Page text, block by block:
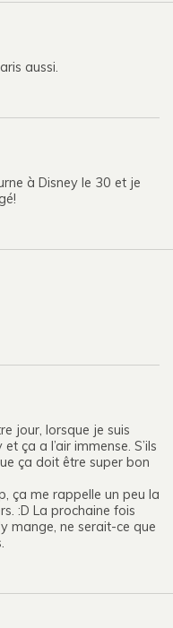
aussi.
à Disney le 30 et je
jour, lorsque je suis
ça a l’air immense. S’ils
ça doit être super bon
ça me rappelle un peu la
:D La prochaine fois
mange, ne serait-ce que